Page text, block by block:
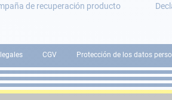
de recuperación producto
CGV Protección de los datos